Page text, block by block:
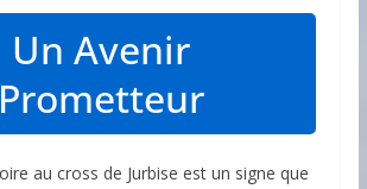
Un Avenir
Prometteur
au cross de Jurbise est un signe que